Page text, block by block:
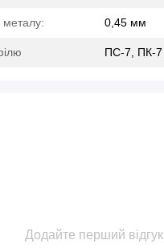
0,45 мм
ПС-7, ПК-7
Додайте перший відгук